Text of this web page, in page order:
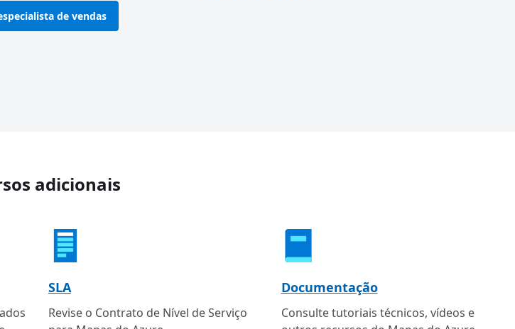
de vendas
adicionais
SLA
Revise o Contrato de Nível de Serviço
Documentação
Consulte tutoriais técnicos, vídeos e